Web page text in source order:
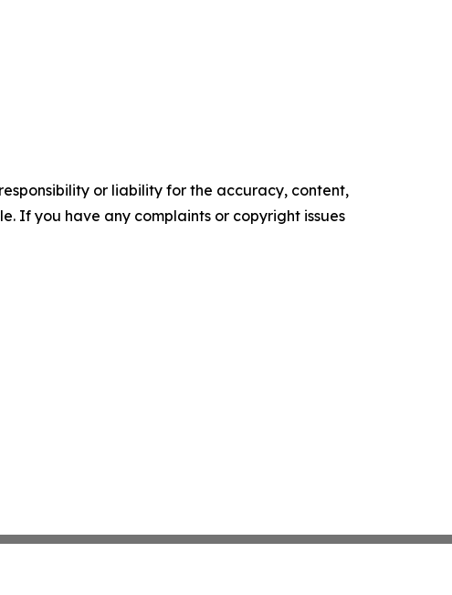
or liability for the accuracy, content,
If you have any complaints or copyright issues